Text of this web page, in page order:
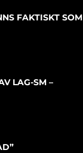
FAKTISKT SOM
LAG-SM –